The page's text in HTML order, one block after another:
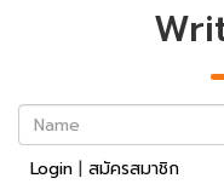
Name
Login | สมัครสมาชิก